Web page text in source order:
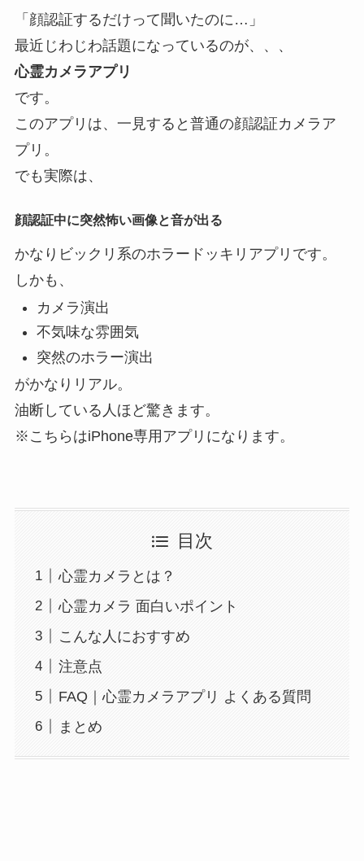
「顔認証するだけって聞いたのに…」
最近じわじわ話題になっているのが、、、
心霊カメラアプリ
です。
このアプリは、一見すると普通の顔認証カメラア
プリ。
でも実際は、
顔認証中に突然怖い画像と音が出る
かなりビックリ系のホラードッキリアプリです。
しかも、
カメラ演出
不気味な雰囲気
突然のホラー演出
がかなりリアル。
油断している人ほど驚きます。
※こちらはiPhone専用アプリになります。
目次
心霊カメラとは？
心霊カメラ 面白いポイント
こんな人におすすめ
注意点
FAQ｜心霊カメラアプリ よくある質問
まとめ